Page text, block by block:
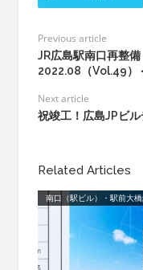
Previous article
JR広島駅南口再整
2022.08（Vol.49）
Next article
祝竣工！広島JPビ
Related Articles
南口（駅ビル）・駅前大